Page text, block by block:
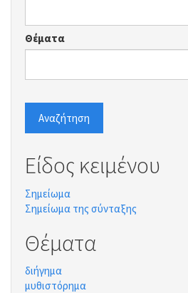
Θέματα
Αναζήτηση
Είδος κειμένου
Σημείωμα
Σημείωμα της σύνταξης
Θέματα
διήγημα
μυθιστόρημα